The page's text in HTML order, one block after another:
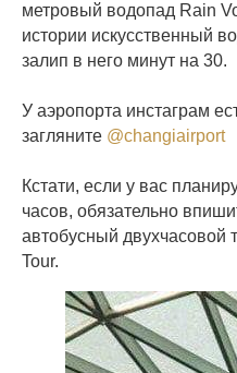
метровый водопад Rain
истории искусственный
залип в него минут на 30.
У аэропорта инстаграм
загляните @changiairport
Кстати, если у вас
часов, обязательно
автобусный двухчасовой
Tour.